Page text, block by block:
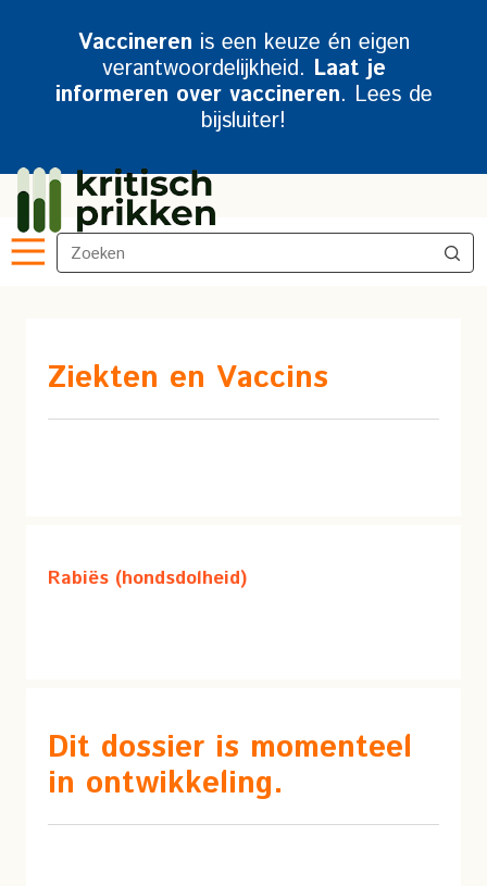
Vaccineren is een keuze én eigen
verantwoordelijkheid. Laat je
informeren over vaccineren. Lees de
bijsluiter!
Ziekten en Vaccins
Rabiës (hondsdolheid)
Dit dossier is momenteel
in ontwikkeling.